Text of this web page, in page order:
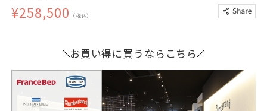
¥258,500 （税込）
お買い得に買うならこちら